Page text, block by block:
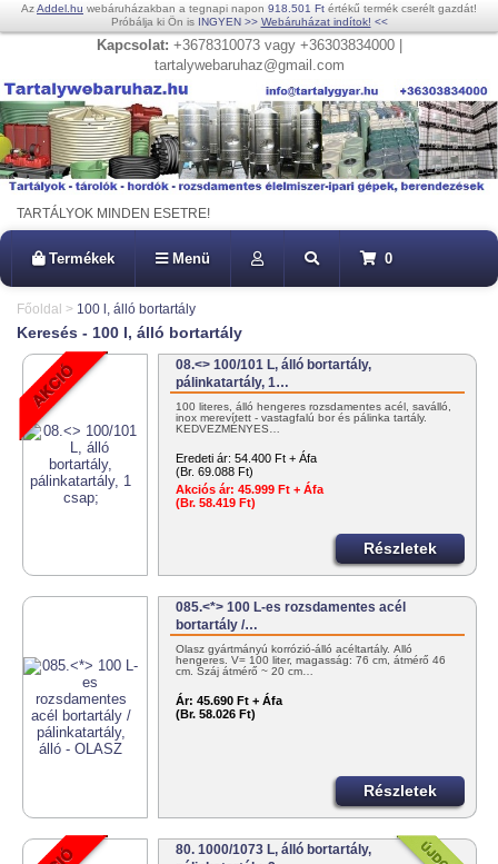
AzAddel.hu webáruházakban a tegnapi napon 918.501 Ft értékű termék cserélt gazdát!
Próbálja ki Ön is INGYEN >> Webáruházat indítok! <<
Kapcsolat: +3678310073 vagy +36303834000 |
tartalywebaruhaz@gmail.com
TARTÁLYOK MINDEN ESETRE!
Termékek Menü 0
Főoldal > 100 l, álló bortartály
Keresés - 100 l, álló bortartály
08.<> 100/101 L, álló bortartály,
pálinkatartály, 1…
100 literes, álló hengeres rozsdamentes acél, saválló,
inox merevített - vastagfalú bor és pálinka tartály.
KEDVEZMÉNYES…
Eredeti ár: 54.400 Ft + Áfa
(Br. 69.088 Ft)
Akciós ár: 45.999 Ft + Áfa
(Br. 58.419 Ft)
Részletek
085.<*> 100 L-es rozsdamentes acél
bortartály /…
Olasz gyártmányú korrózió-álló acéltartály. Álló
hengeres. V= 100 liter, magasság: 76 cm, átmérő 46
cm. Száj átmérő ~ 20 cm…
Ár: 45.690 Ft + Áfa
(Br. 58.026 Ft)
Részletek
80. 1000/1073 L, álló bortartály,